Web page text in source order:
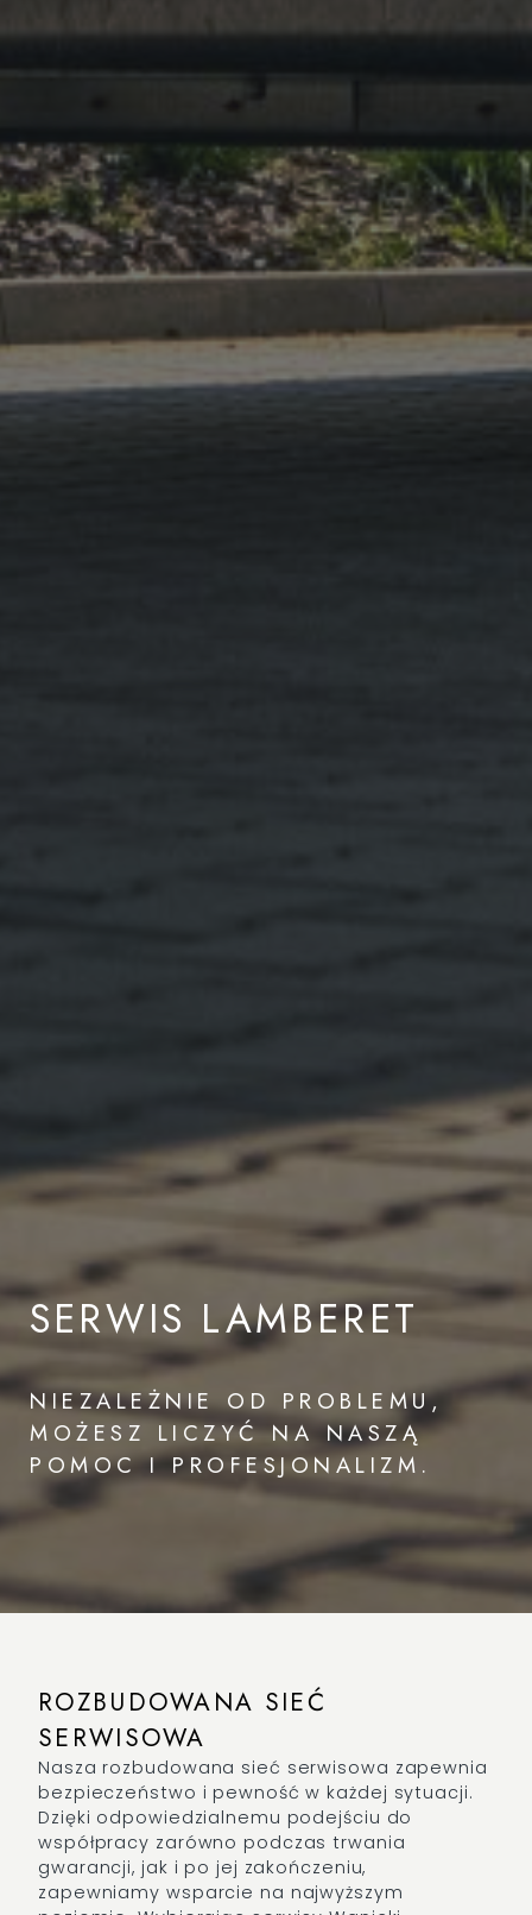
SERWIS LAMBERET
NIEZALEŻNIE OD PROBLEMU,
MOŻESZ LICZYĆ NA NASZĄ
POMOC I PROFESJONALIZM.
ROZBUDOWANA SIEĆ
SERWISOWA
Nasza rozbudowana sieć serwisowa zapewnia
bezpieczeństwo i pewność w każdej sytuacji.
Dzięki odpowiedzialnemu podejściu do
współpracy zarówno podczas trwania
gwarancji, jak i po jej zakończeniu,
zapewniamy wsparcie na najwyższym